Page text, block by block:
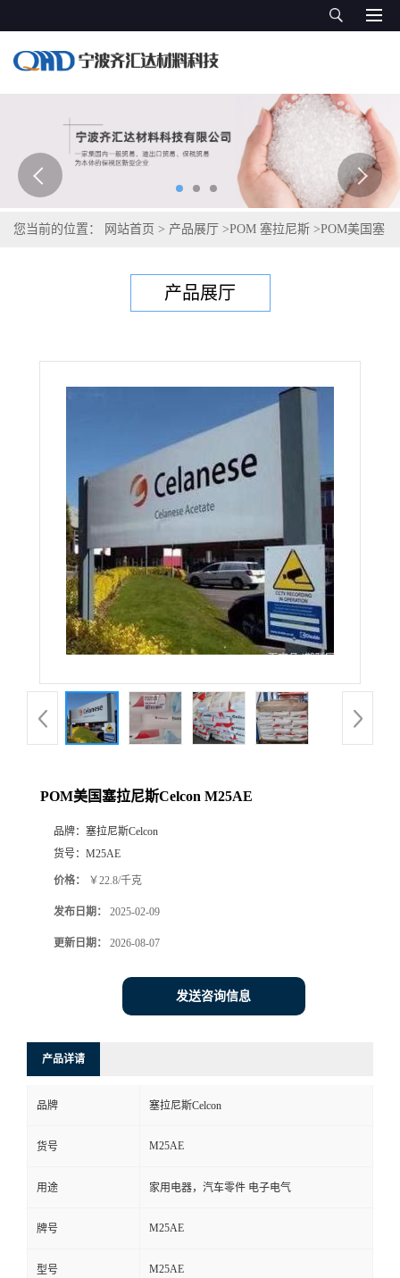
您当前的位置： 网站首页 > 产品展厅 >POM 塞拉尼斯 >POM美国塞
产品展厅
POM美国塞拉尼斯Celcon M25AE
品牌： 塞拉尼斯Celcon
货号： M25AE
价格： ￥22.8/千克
发布日期： 2025-02-09
更新日期： 2026-08-07
发送咨询信息
产品详请
品牌 塞拉尼斯Celcon
货号 M25AE
用途 家用电器，汽车零件 电子电气
牌号 M25AE
型号 M25AE